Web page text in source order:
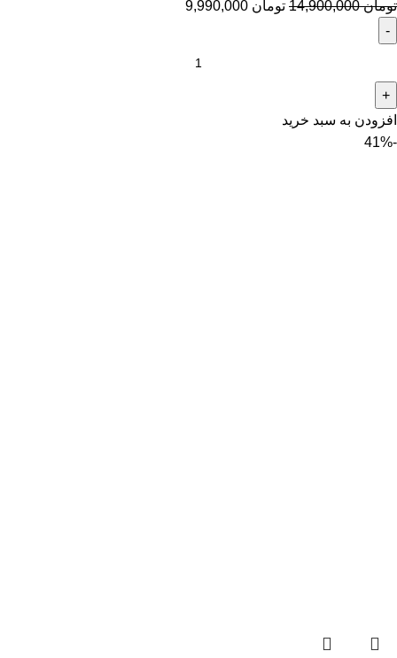
تومان14,900,000 تومان
افزودن به سبد خرید
-41%